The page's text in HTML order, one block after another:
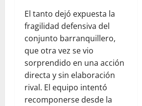
El tanto dejó expuesta la
fragilidad defensiva del
conjunto barranquillero,
que otra vez se vio
sorprendido en una acción
directa y sin elaboración
rival. El equipo intentó
recomponerse desde la